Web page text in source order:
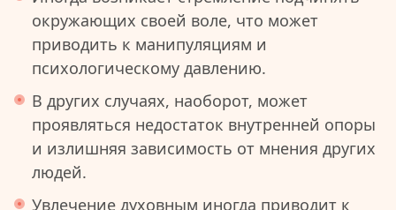
окружающих своей воле, что может
приводить к манипуляциям и
психологическому давлению.
В других случаях, наоборот, может
проявляться недостаток внутренней опоры
и излишняя зависимость от мнения других
людей.
Увлечение духовным иногда приводит к